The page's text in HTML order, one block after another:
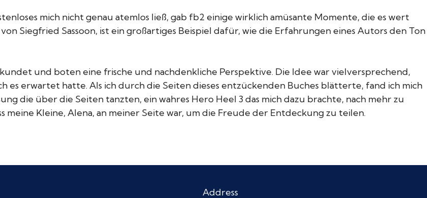
mich nicht genau atemlos ließ, gab fb2 einige wirklich amüsante Momente, die es wert
Siegfried Sassoon, ist ein großartiges Beispiel dafür, wie die Erfahrungen eines Autors den Ton
und boten eine frische und nachdenkliche Perspektive. Die Idee war vielversprechend,
es erwartet hatte. Als ich durch die Seiten dieses entzückenden Buches blätterte, fand ich mich
die über die Seiten tanzten, ein wahres Hero Heel 3 das mich dazu brachte, nach mehr zu
meine Kleine, Alena, an meiner Seite war, um die Freude der Entdeckung zu teilen.
Address